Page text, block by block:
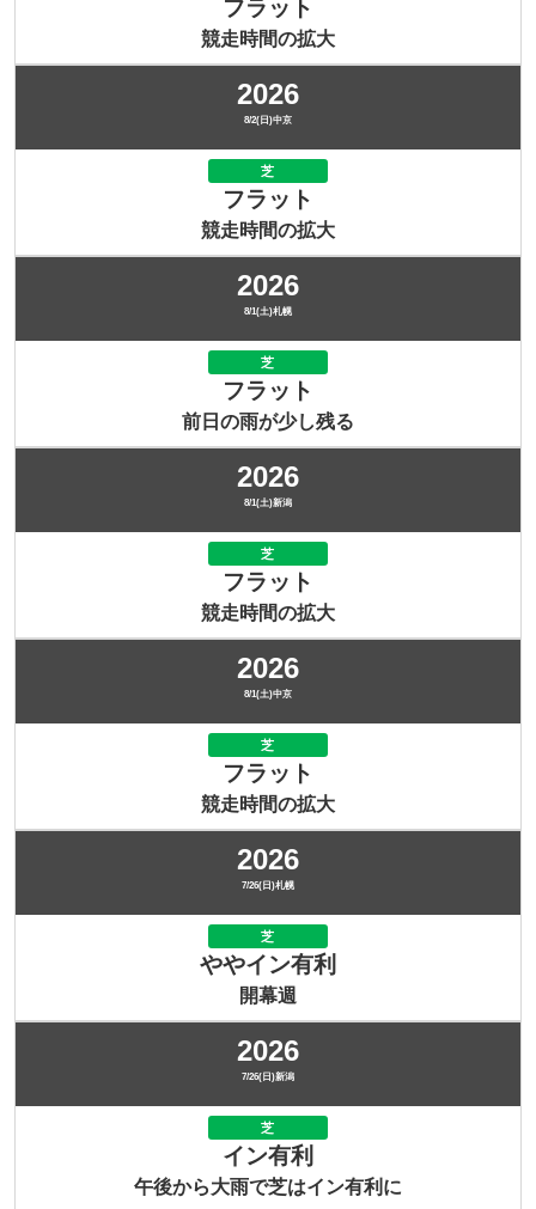
フラット
競走時間の拡大
2026
8/2(日)中京
芝
フラット
競走時間の拡大
2026
8/1(土)札幌
芝
フラット
前日の雨が少し残る
2026
8/1(土)新潟
芝
フラット
競走時間の拡大
2026
8/1(土)中京
芝
フラット
競走時間の拡大
2026
7/26(日)札幌
芝
ややイン有利
開幕週
2026
7/26(日)新潟
芝
イン有利
午後から大雨で芝はイン有利に